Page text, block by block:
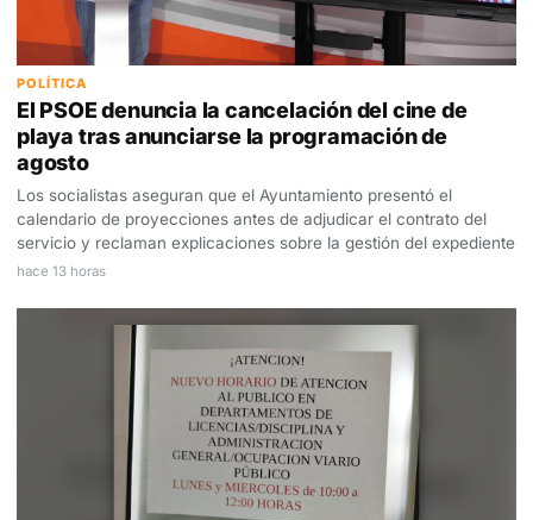
POLÍTICA
El PSOE denuncia la cancelación del cine de
playa tras anunciarse la programación de
agosto
Los socialistas aseguran que el Ayuntamiento presentó el
calendario de proyecciones antes de adjudicar el contrato del
servicio y reclaman explicaciones sobre la gestión del expediente
hace 13 horas